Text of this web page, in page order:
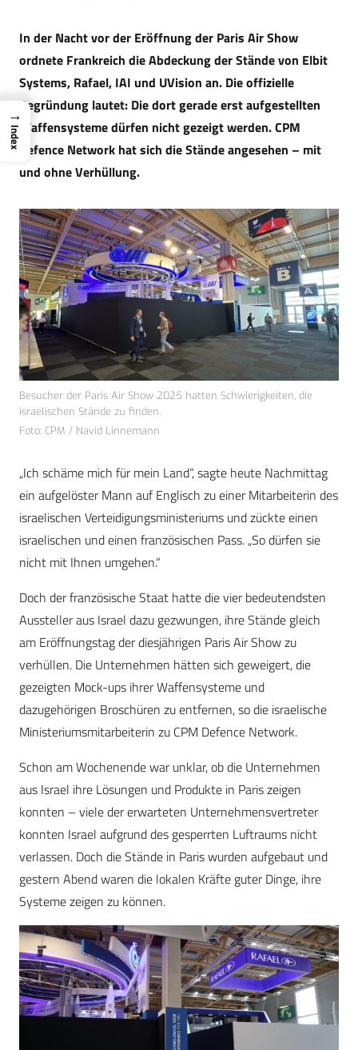
In der Nacht vor der Eröffnung der Paris Air Show
ordnete Frankreich die Abdeckung der Stände von Elbit
Systems, Rafael, IAI und UVision an. Die offizielle
Begründung lautet: Die dort gerade erst aufgestellten
Waffensysteme dürfen nicht gezeigt werden. CPM
Defence Network hat sich die Stände angesehen – mit
und ohne Verhüllung.
Besucher der Paris Air Show 2025 hatten Schwierigkeiten, die
israelischen Stände zu finden.
Foto: CPM / Navid Linnemann
„Ich schäme mich für mein Land“, sagte heute Nachmittag
ein aufgelöster Mann auf Englisch zu einer Mitarbeiterin des
israelischen Verteidigungsministeriums und zückte einen
israelischen und einen französischen Pass. „So dürfen sie
nicht mit Ihnen umgehen.“
Doch der französische Staat hatte die vier bedeutendsten
Aussteller aus Israel dazu gezwungen, ihre Stände gleich
am Eröffnungstag der diesjährigen Paris Air Show zu
verhüllen. Die Unternehmen hätten sich geweigert, die
gezeigten Mock-ups ihrer Waffensysteme und
dazugehörigen Broschüren zu entfernen, so die israelische
Ministeriumsmitarbeiterin zu CPM Defence Network.
Schon am Wochenende war unklar, ob die Unternehmen
aus Israel ihre Lösungen und Produkte in Paris zeigen
konnten – viele der erwarteten Unternehmensvertreter
konnten Israel aufgrund des gesperrten Luftraums nicht
verlassen. Doch die Stände in Paris wurden aufgebaut und
gestern Abend waren die lokalen Kräfte guter Dinge, ihre
Systeme zeigen zu können.
→
Index